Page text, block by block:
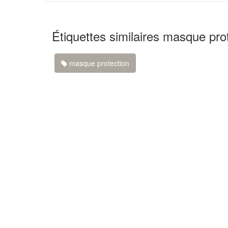
Étiquettes similaires masque
masque protection